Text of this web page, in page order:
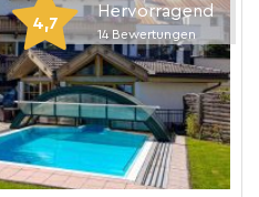
4,7
Hervorragend
14 Bewertungen